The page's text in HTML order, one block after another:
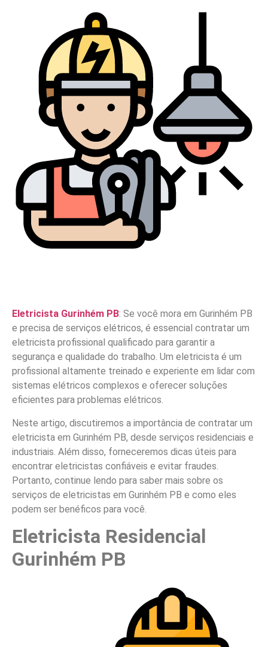
Eletricista Gurinhém PB: Se você mora em Gurinhém PB
e precisa de serviços elétricos, é essencial contratar um
eletricista profissional qualificado para garantir a
segurança e qualidade do trabalho. Um eletricista é um
profissional altamente treinado e experiente em lidar com
sistemas elétricos complexos e oferecer soluções
eficientes para problemas elétricos.
Neste artigo, discutiremos a importância de contratar um
eletricista em Gurinhém PB, desde serviços residenciais e
industriais. Além disso, forneceremos dicas úteis para
encontrar eletricistas confiáveis e evitar fraudes.
Portanto, continue lendo para saber mais sobre os
serviços de eletricistas em Gurinhém PB e como eles
podem ser benéficos para você.
Eletricista Residencial
Gurinhém PB